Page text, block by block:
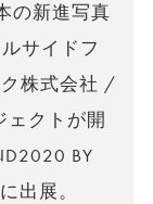
の新進写真
サイドフ
株式会社 /
ェクトが開
BY
出展。